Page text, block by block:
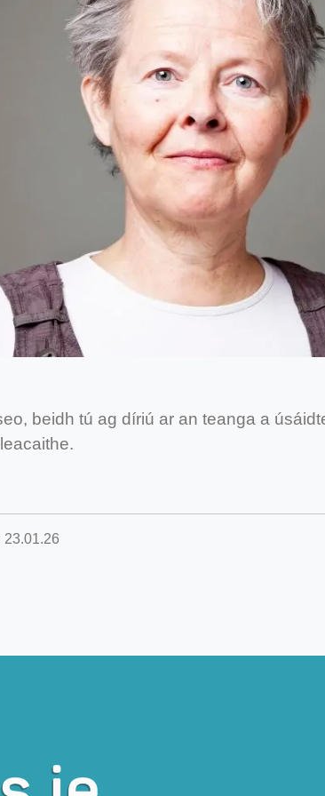
beidh tú ag díriú ar an teanga a
23.01.26